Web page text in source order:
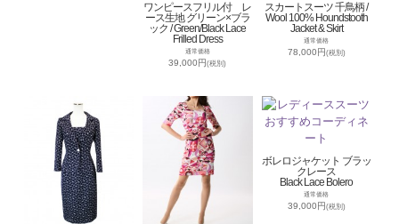
ワンピースフリル付 レ
ース生地 グリーン×ブラ
ック / Green/Black Lace
Frilled Dress
通常価格
39,000円(税別)
スカートスーツ 千鳥柄 /
Wool 100% Houndstooth
Jacket & Skirt
通常価格
78,000円(税別)
ボレロジャケット ブラッ
クレース
Black Lace Bolero
通常価格
39,000円(税別)